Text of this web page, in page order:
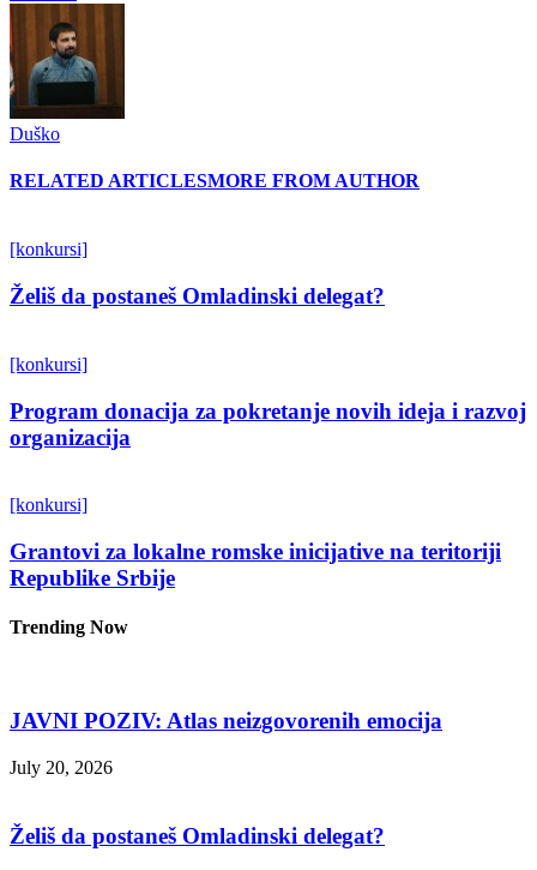
Duško
RELATED ARTICLESMORE FROM AUTHOR
[konkursi]
Želiš da postaneš Omladinski delegat?
[konkursi]
Program donacija za pokretanje novih ideja i razvoj
organizacija
[konkursi]
Grantovi za lokalne romske inicijative na teritoriji
Republike Srbije
Trending Now
JAVNI POZIV: Atlas neizgovorenih emocija
July 20, 2026
Želiš da postaneš Omladinski delegat?